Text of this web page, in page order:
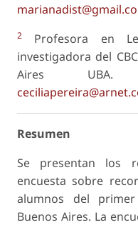
2
Profesora en
investigadora del
Aires UBA.
Resumen
Se presentan los
encuesta sobre
alumnos del
Buenos Aires. La